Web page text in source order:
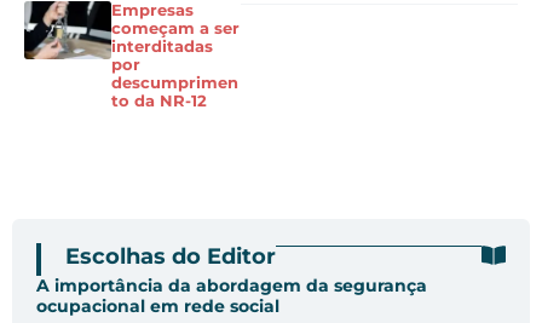
Empresas
começam a ser
interditadas
por
descumprimen
to da NR-12
Escolhas do Editor
A importância da abordagem da segurança
ocupacional em rede social